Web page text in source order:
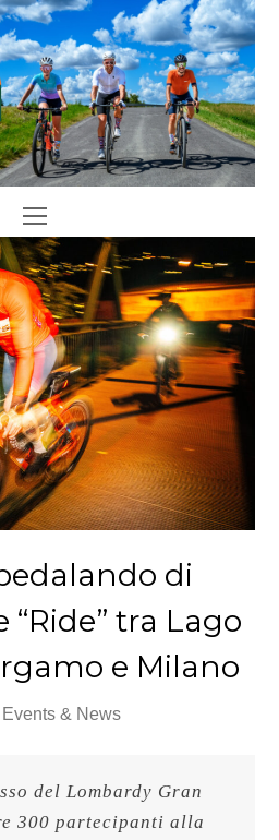
Open
Mobile
Menu
di
tra Lago
e Milano
Events & News
del Lombardy Gran
300 partecipanti alla